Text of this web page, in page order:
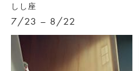
しし座
7/23 – 8/22